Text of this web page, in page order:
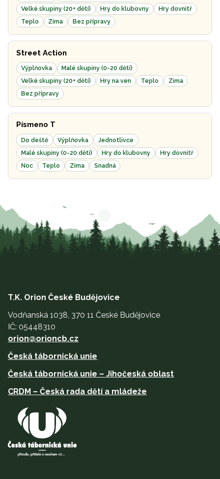
Velké skupiny (20+ dětí)
Hry do klubovny
Hry dovnitř
Teplo
Zima Bez přípravy
Street Action
Výplňovka
Malé skupiny (0-20 dětí)
Velké skupiny (20+ dětí)
Hry na ven Teplo
Zima
Bez přípravy
Písmeno T
Do deště Výplňovka
Jednotlivce
Malé skupiny (0-20 dětí)
Hry do klubovny
Hry dovnitř
Noc
Teplo Zima Snadná
T.K. Orion České Budějovice
Vodňanská 1038, 370 11 České Budějovice
IČ: 05448310
orion@orioncb.cz
Česká tábornická unie
Česká tábornická unie – Jihočeská oblast
CRDM – Česká rada dětí a mládeže